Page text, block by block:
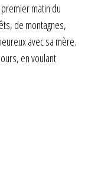
matin du
de montagnes,
avec sa mère.
en voulant